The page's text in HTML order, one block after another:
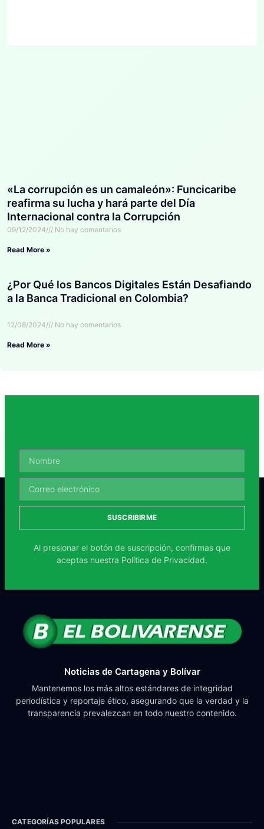
«La corrupción es un camaleón»: Funcicaribe
reafirma su lucha y hará parte del Día
Internacional contra la Corrupción
09/12/2024 No hay comentarios
Read More »
¿Por Qué los Bancos Digitales Están Desafiando
a la Banca Tradicional en Colombia?
12/08/2024 No hay comentarios
Read More »
SUSCRIBIRME
Al presionar el botón de suscripción, confirmas que
aceptas nuestra Política de Privacidad.
Noticias de Cartagena y Bolívar
Mantenemos los más altos estándares de integridad
periodística y reportaje ético, asegurando que la verdad y la
transparencia prevalezcan en todo nuestro contenido.
CATEGORÍAS POPULARES